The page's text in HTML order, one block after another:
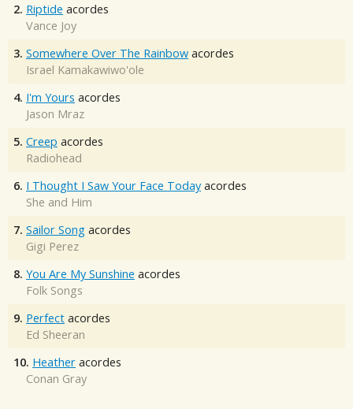
2. Riptide acordes
Vance Joy
3. Somewhere Over The Rainbow acordes
Israel Kamakawiwo'ole
4. I'm Yours acordes
Jason Mraz
5. Creep acordes
Radiohead
6. I Thought I Saw Your Face Today acordes
She and Him
7. Sailor Song acordes
Gigi Perez
8. You Are My Sunshine acordes
Folk Songs
9. Perfect acordes
Ed Sheeran
10. Heather acordes
Conan Gray